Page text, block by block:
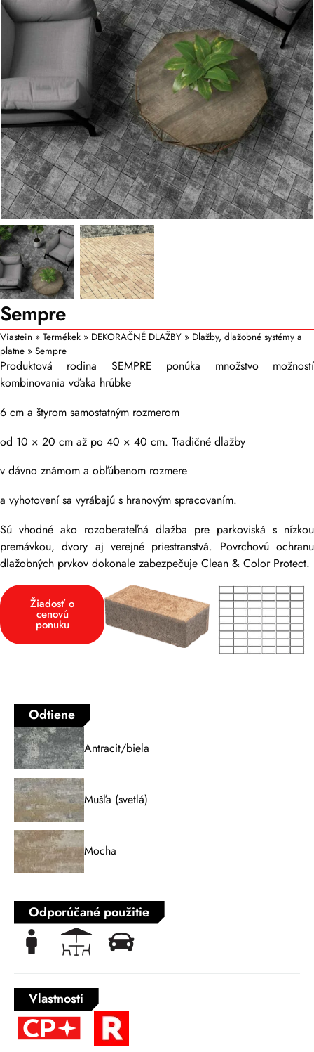
Sempre
Viastein » Termékek » DEKORAČNÉ DLAŽBY » Dlažby, dlažobné systémy a
platne » Sempre
Produktová rodina SEMPRE ponúka množstvo možností
kombinovania vďaka hrúbke
6 cm a štyrom samostatným rozmerom
od 10 × 20 cm až po 40 × 40 cm. Tradičné dlažby
v dávno známom a obľúbenom rozmere
a vyhotovení sa vyrábajú s hranovým spracovaním.
Sú vhodné ako rozoberateľná dlažba pre parkoviská s nízkou
premávkou, dvory aj verejné priestranstvá. Povrchovú ochranu
dlažobných prvkov dokonale zabezpečuje Clean & Color Protect.
Žiadosť o
cenovú
ponuku
Odtiene
Antracit/biela
Mušľa (svetlá)
Mocha
Odporúčané použitie
Vlastnosti